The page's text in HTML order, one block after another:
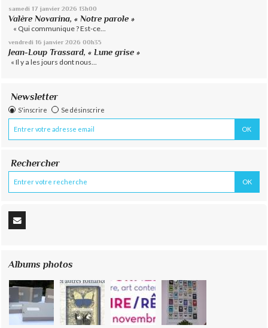
samedi 17 janvier 2026 13h00
Valère Novarina, « Notre parole »
« Qui communique ? Est-ce...
vendredi 16 janvier 2026 00h35
Jean-Loup Trassard, « Lune grise »
« Il y a les jours dont nous...
Newsletter
S'inscrire Se désinscrire
Rechercher
Albums photos